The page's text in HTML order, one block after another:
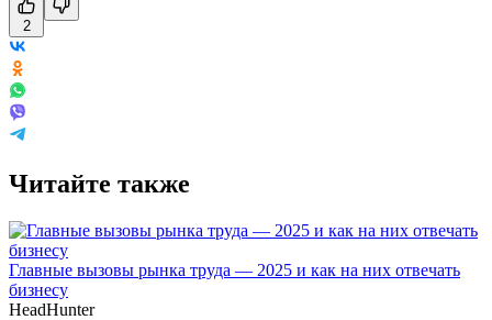
2
Читайте также
Главные вызовы рынка труда — 2025 и как на них отвечать
бизнесу
HeadHunter